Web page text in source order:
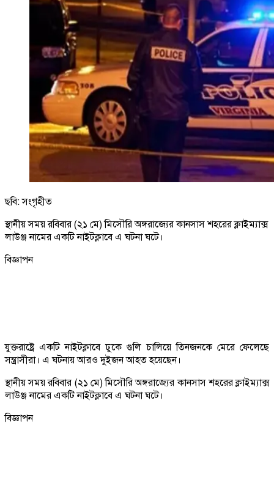
ছবি: সংগৃহীত
স্থানীয় সময় রবিবার (২১ মে) মিসৌরি অঙ্গরাজ্যের কানসাস শহরের ক্লাইম্যাক্স
লাউঞ্জ নামের একটি নাইটক্লাবে এ ঘটনা ঘটে।
বিজ্ঞাপন
যুক্তরাষ্ট্রে একটি নাইটক্লাবে ঢুকে গুলি চালিয়ে তিনজনকে মেরে ফেলেছে
সন্ত্রাসীরা। এ ঘটনায় আরও দুইজন আহত হয়েছেন।
স্থানীয় সময় রবিবার (২১ মে) মিসৌরি অঙ্গরাজ্যের কানসাস শহরের ক্লাইম্যাক্স
লাউঞ্জ নামের একটি নাইটক্লাবে এ ঘটনা ঘটে।
বিজ্ঞাপন